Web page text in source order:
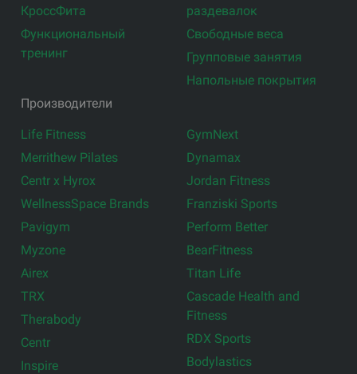
КроссФита
Функциональный
тренинг
раздевалок
Свободные веса
Групповые занятия
Напольные покрытия
Производители
Life Fitness
Merrithew Pilates
Centr x Hyrox
WellnessSpace Brands
Pavigym
Myzone
Airex
TRX
Therabody
Centr
Inspire
GymNext
Dynamax
Jordan Fitness
Franziski Sports
Perform Better
BearFitness
Titan Life
Cascade Health and
Fitness
RDX Sports
Bodylastics